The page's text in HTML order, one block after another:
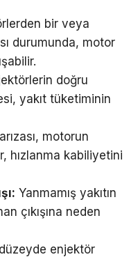
bir veya
durumunda, motor
doğru
yakıt tüketiminin
motorun
hızlanma kabiliyetini
Yanmamış yakıtın
çıkışına neden
enjektör